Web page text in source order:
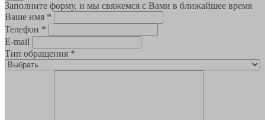
Заполните форму, и мы свяжемся с Вами в ближайшее время
Ваше имя *
Телефон *
E-mail
Тип обращения *